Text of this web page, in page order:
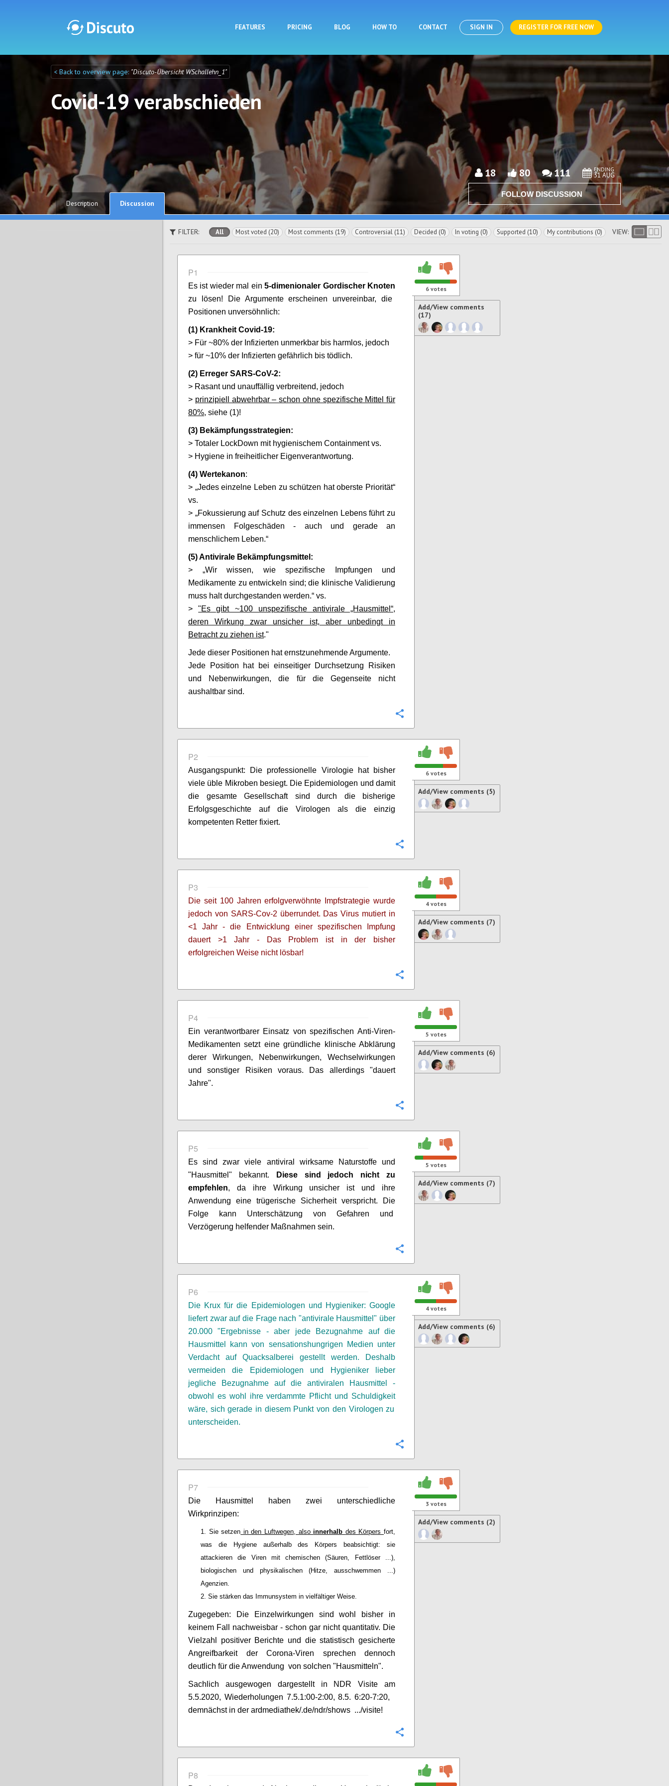
FEATURES PRICING BLOG HOW TO CONTACT SIGN IN REGISTER FOR FREE NOW
Discuto
< Back to overview page: "Discuto-Übersicht WSchallehn_1"
Covid-19 verabschieden
18 80 111 ENDING
31 AUG
FOLLOW DISCUSSION
Description
Discussion
FILTER: All Most voted (20) Most comments (19) Controversial (11) Decided (0) In voting (0) Supported (10) My contributions (0) VIEW:
P1
Es ist wieder mal ein5-dimenionaler Gordischer Knoten
zu lösen! Die Argumente erscheinen unvereinbar, die
Positionen unversöhnlich:
(1) Krankheit Covid-19:
> Für ~80% der Infizierten unmerkbar bis harmlos, jedoch
> für ~10% der Infizierten gefährlich bis tödlich.
(2) Erreger SARS-CoV-2:
> Rasant und unauffällig verbreitend, jedoch
> prinzipiell abwehrbar – schon ohne spezifische Mittel für
80%, siehe (1)!
(3) Bekämpfungsstrategien:
> Totaler LockDown mit hygienischem Containment vs.
> Hygiene in freiheitlicher Eigenverantwortung.
(4) Wertekanon:
> „Jedes einzelne Leben zu schützen hat oberste Priorität“
vs.
> „Fokussierung auf Schutz des einzelnen Lebens führt zu
immensen Folgeschäden - auch und gerade an
menschlichem Leben.“
(5) Antivirale Bekämpfungsmittel:
> „Wir wissen, wie spezifische Impfungen und
Medikamente zu entwickeln sind; die klinische Validierung
muss halt durchgestanden werden.“ vs.
>"Es gibt ~100 unspezifische antivirale „Hausmittel“,
deren Wirkung zwar unsicher ist, aber unbedingt in
Betracht zu ziehen ist."
Jede dieser Positionen hat ernstzunehmende Argumente.
Jede Position hat bei einseitiger Durchsetzung Risiken
und Nebenwirkungen, die für die Gegenseite nicht
aushaltbar sind.
6votes
Add/View comments
(17)
P2
Ausgangspunkt:
Die professionelle Virologie hat bisher
viele üble Mikroben besiegt. Die Epidemiologen und damit
die gesamte Gesellschaft sind durch die bisherige
Erfolgsgeschichte auf die
Virologen als die einzig
kompetenten Retter fixiert.
6votes
Add/View comments (5)
P3
Die seit 100 Jahren erfolgverwöhnte Impfstrategie wurde
jedoch von SARS-Cov-2 überrundet. Das Virus mutiert in
<1 Jahr -die Entwicklung einer spezifischen Impfung
dauert >1 Jahr - Das
Problem ist in der bisher
erfolgreichen Weise nicht lösbar!
4votes
Add/View comments (7)
P4
Ein verantwortbarer Einsatz von spezifischen Anti-Viren-
Medikamenten setzt eine gründliche klinische Abklärung
derer Wirkungen, Nebenwirkungen, Wechselwirkungen
und sonstiger Risiken voraus. Das allerdings "dauert
Jahre".
5 votes
Add/View comments (6)
P5
Es sind zwar viele antiviral wirksame Naturstoffe und
"Hausmittel" bekannt.
Diese sind jedoch nicht zu
empfehlen, da ihre Wirkung unsicher ist und ihre
Anwendung eine trügerische Sicherheit verspricht. Die
Folge kann Unterschätzung von Gefahren und
Verzögerung helfender Maßnahmen sein.
5 votes
Add/View comments (7)
P6
Die Krux für die Epidemiologen und Hygieniker: Google
liefert zwar auf die Frage nach "antivirale Hausmittel" über
20.000 "Ergebnisse - aber jede Bezugnahme auf die
Hausmittel kann von sensationshungrigen Medien unter
Verdacht auf Quacksalberei gestellt werden. Deshalb
vermeiden die Epidemiologen und Hygieniker
lieber
jegliche Bezugnahme auf die antiviralen Hausmittel -
obwohl es wohl ihre verdammte Pflicht und Schuldigkeit
wäre, sich gerade in diesem Punkt von den Virologen zu
unterscheiden.
4votes
Add/View comments (6)
P7
Die Hausmittel haben zwei unterschiedliche
Wirkprinzipen:
Sie setzen in den Luftwegen, alsoinnerhalb des Körpersfort,
was die Hygiene außerhalb des Körpers beabsichtigt: sie
attackieren die Viren mit chemischen (Säuren, Fettlöser ...),
biologischen und physikalischen (Hitze, ausschwemmen ...)
Agenzien.
Sie stärken das Immunsystem in vielfältiger Weise.
Zugegeben: Die Einzelwirkungen sind wohl bisher in
keinem Fall nachweisbar - schon gar nicht quantitativ. Die
Vielzahl positiver Berichte und die statistisch gesicherte
Angreifbarkeit der Corona-Viren sprechen dennoch
deutlich für die Anwendung von solchen "Hausmitteln".
Sachlich ausgewogen dargestellt in NDR Visite am
5.5.2020, Wiederholungen 7.5.1:00-2:00, 8.5. 6:20-7:20,
demnächst in der ardmediathek/.de/ndr/shows .../visite!
3 votes
Add/View comments (2)
P8